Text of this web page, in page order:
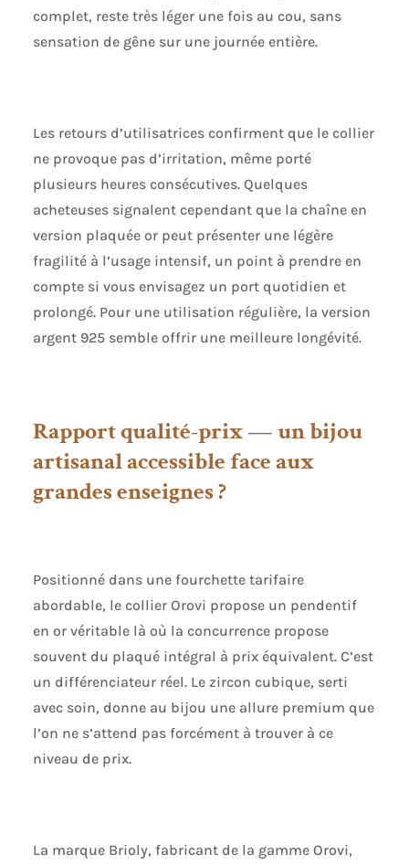
complet, reste très léger une fois au cou, sans
sensation de gêne sur une journée entière.
Les retours d’utilisatrices confirment que le collier
ne provoque pas d’irritation, même porté
plusieurs heures consécutives. Quelques
acheteuses signalent cependant que la chaîne en
version plaquée or peut présenter une légère
fragilité à l’usage intensif, un point à prendre en
compte si vous envisagez un port quotidien et
prolongé. Pour une utilisation régulière, la version
argent 925 semble offrir une meilleure longévité.
Rapport qualité-prix — un bijou
artisanal accessible face aux
grandes enseignes ?
Positionné dans une fourchette tarifaire
abordable, le collier Orovi propose un pendentif
en or véritable là où la concurrence propose
souvent du plaqué intégral à prix équivalent. C’est
un différenciateur réel. Le zircon cubique, serti
avec soin, donne au bijou une allure premium que
l’on ne s’attend pas forcément à trouver à ce
niveau de prix.
La marque Brioly, fabricant de la gamme Orovi,